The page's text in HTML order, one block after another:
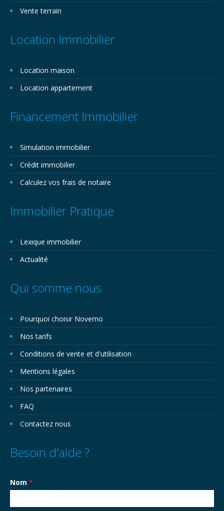
Vente terrain
Location Immobilier
Location maison
Location appartement
Financement Immobilier
Simulation immobilier
Crédit immobilier
Calculez vos frais de notaire
Immobilier Pratique
Lexique immobilier
Actualité
Qui somme nous
Pourquoi choisir Novemo
Nos tarifs
Conditions de vente et d'utilisation
Mentions légales
Nos partenaires
FAQ
Contactez nous
Besoin d'aide ?
Nom *